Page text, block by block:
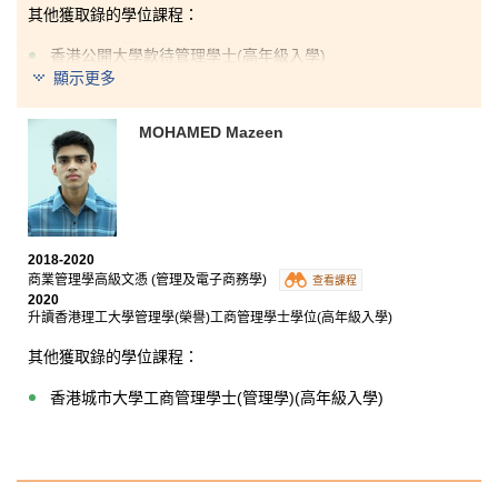
其他獲取錄的學位課程：
香港公開大學款待管理學士(高年級入學)
香港恒生大學人力資源管理工商管理(榮譽)學士(高年級入
學)
我的中學文憑試成績未如理想，我未能達到入讀大學的
最低要求，但感謝港大保良何鴻燊社區書院給予我一個
優良的學習環境及於酒店實習的機會。縱然我的學業路
不太順暢，但我知道路不只得一條，所以 -- 不要灰心，
總有出路。
顯示更多
MOHAMED Mazeen
2018-2020
商業管理學高級文憑 (管理及電子商務學)
查看課程
2020
升讀香港理工大學管理學(榮譽)工商管理學士學位(高年級入學)
其他獲取錄的學位課程：
香港城市大學工商管理學士(管理學)(高年級入學)